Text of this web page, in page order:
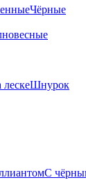
Чёрные
лескеШнурок
С